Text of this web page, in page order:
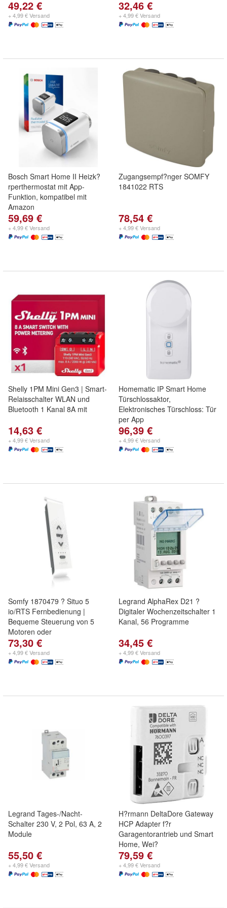
49,22 €
+ 4,99 € Versand
32,46 €
+ 4,99 € Versand
Bosch Smart Home II Heizk?
rperthermostat mit App-
Funktion, kompatibel mit
Amazon
59,69 €
+ 4,99 € Versand
Zugangsempf?nger SOMFY
1841022 RTS
78,54 €
+ 4,99 € Versand
Shelly 1PM Mini Gen3 | Smart-
Relaisschalter WLAN und
Bluetooth 1 Kanal 8A mit
14,63 €
+ 4,99 € Versand
Homematic IP Smart Home
Türschlossaktor,
Elektronisches Türschloss: Tür
per App
96,39 €
+ 4,99 € Versand
Somfy 1870479 ? Situo 5
io/RTS Fernbedienung |
Bequeme Steuerung von 5
Motoren oder
73,30 €
+ 4,99 € Versand
Legrand AlphaRex D21 ?
Digitaler Wochenzeitschalter 1
Kanal, 56 Programme
34,45 €
+ 4,99 € Versand
Legrand Tages-/Nacht-
Schalter 230 V, 2 Pol, 63 A, 2
Module
55,50 €
+ 4,99 € Versand
H?rmann DeltaDore Gateway
HCP Adapter f?r
Garagentorantrieb und Smart
Home, Wei?
79,59 €
+ 4,99 € Versand